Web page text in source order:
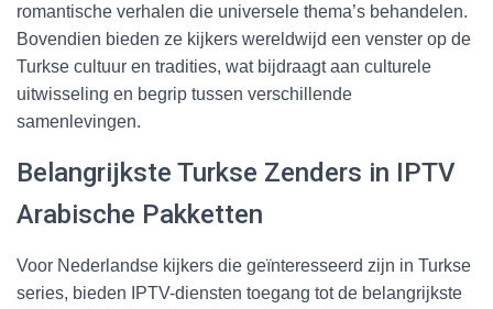
romantische verhalen die universele thema’s behandelen.
Bovendien bieden ze kijkers wereldwijd een venster op de
Turkse cultuur en tradities, wat bijdraagt aan culturele
uitwisseling en begrip tussen verschillende
samenlevingen.
Belangrijkste Turkse Zenders in IPTV
Arabische Pakketten
Voor Nederlandse kijkers die geïnteresseerd zijn in Turkse
series, bieden IPTV-diensten toegang tot de belangrijkste